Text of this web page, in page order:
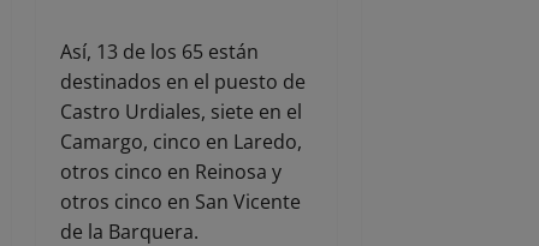
Así, 13 de los 65 están
destinados en el puesto de
Castro Urdiales, siete en el
Camargo, cinco en Laredo,
otros cinco en Reinosa y
otros cinco en San Vicente
de la Barquera.